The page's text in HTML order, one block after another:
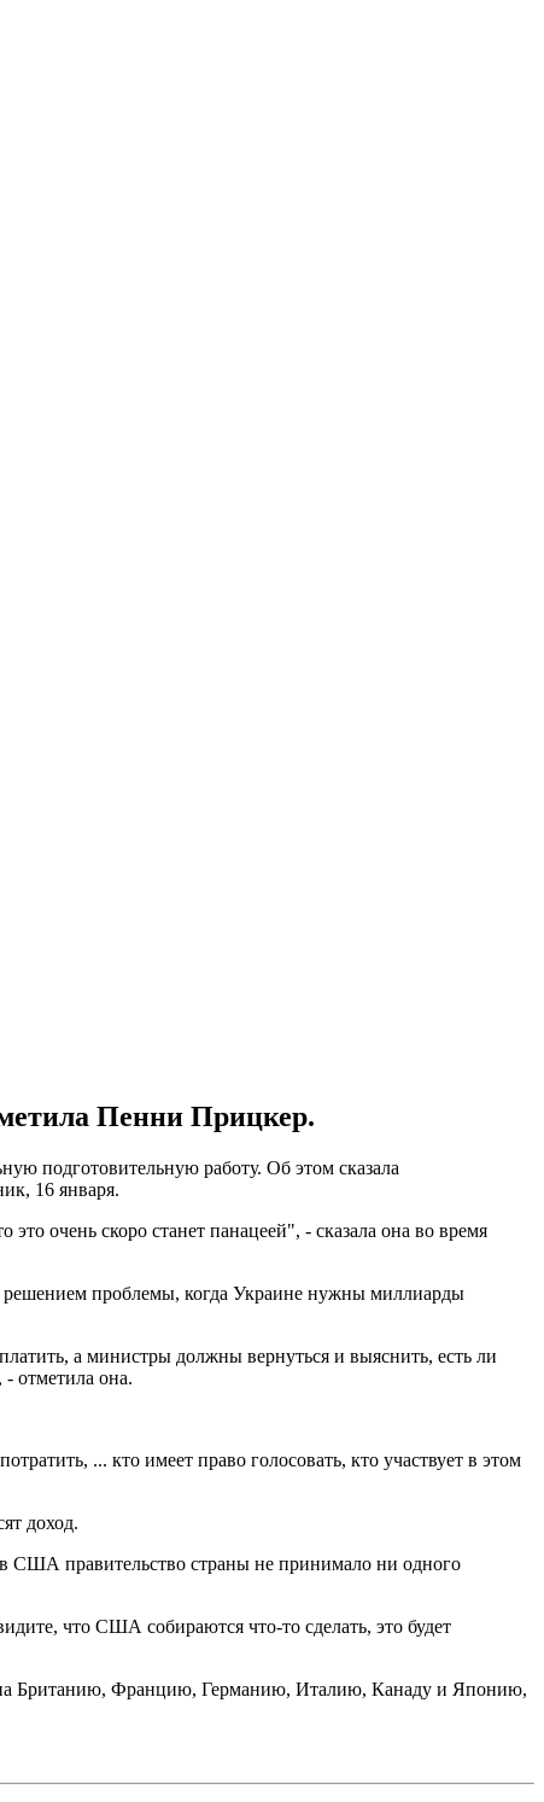
Пенни Прицкер.
подготовительную работу. Об этом сказала
16 января.
очень скоро станет панацеей", - сказала она во время
решением проблемы, когда Украине нужны миллиарды
а министры должны вернуться и выяснить, есть ли
отметила она.
... кто имеет право голосовать, кто участвует в этом
доход.
США правительство страны не принимало ни одного
что США собираются что-то сделать, это будет
Британию, Францию, Германию, Италию, Канаду и Японию,